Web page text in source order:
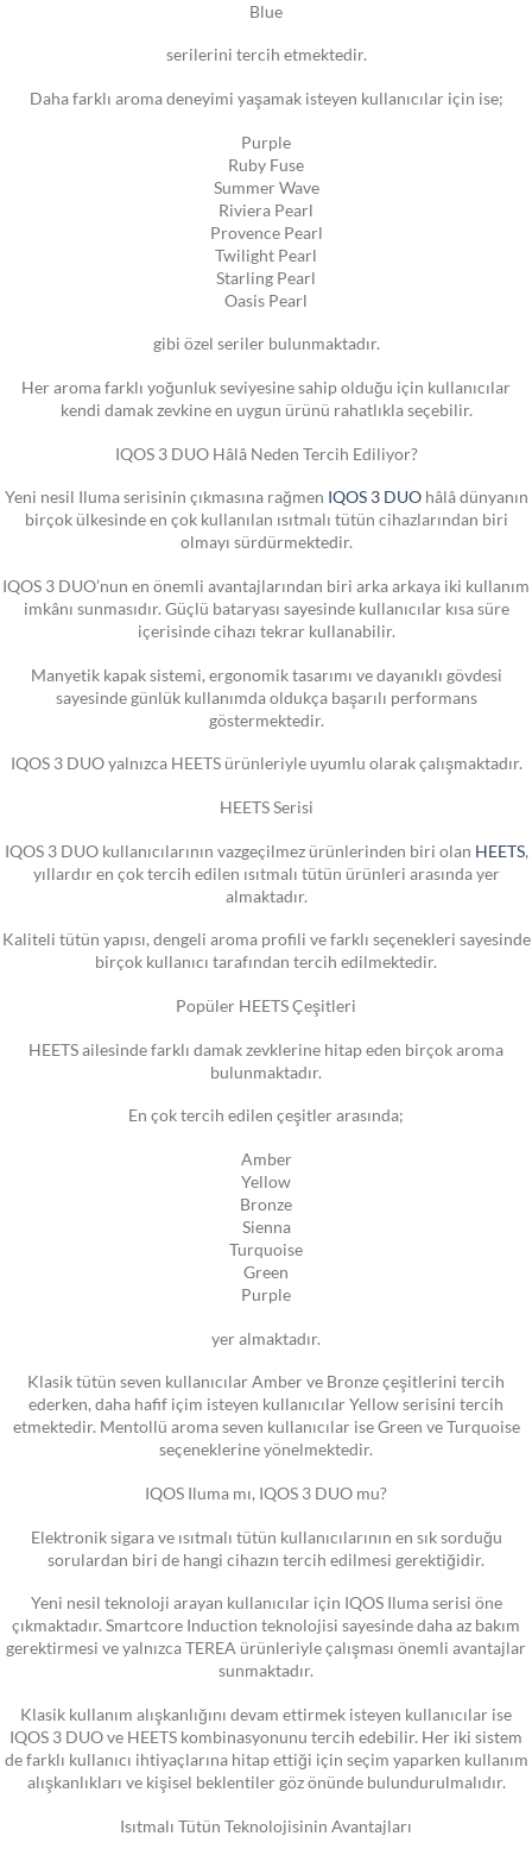
Blue
serilerini tercih etmektedir.
Daha farklı aroma deneyimi yaşamak isteyen kullanıcılar için ise;
Purple
Ruby Fuse
Summer Wave
Riviera Pearl
Provence Pearl
Twilight Pearl
Starling Pearl
Oasis Pearl
gibi özel seriler bulunmaktadır.
Her aroma farklı yoğunluk seviyesine sahip olduğu için kullanıcılar
kendi damak zevkine en uygun ürünü rahatlıkla seçebilir.
IQOS 3 DUO Hâlâ Neden Tercih Ediliyor?
Yeni nesil Iluma serisinin çıkmasına rağmen IQOS 3 DUOhâlâ dünyanın
birçok ülkesinde en çok kullanılan ısıtmalı tütün cihazlarından biri
olmayı sürdürmektedir.
IQOS 3 DUO’nun en önemli avantajlarından biri arka arkaya iki kullanım
imkânı sunmasıdır. Güçlü bataryası sayesinde kullanıcılar kısa süre
içerisinde cihazı tekrar kullanabilir.
Manyetik kapak sistemi, ergonomik tasarımı ve dayanıklı gövdesi
sayesinde günlük kullanımda oldukça başarılı performans
göstermektedir.
IQOS 3 DUO yalnızca HEETS ürünleriyle uyumlu olarak çalışmaktadır.
HEETS Serisi
IQOS 3 DUO kullanıcılarının vazgeçilmez ürünlerinden biri olan HEETS,
yıllardır en çok tercih edilen ısıtmalı tütün ürünleri arasında yer
almaktadır.
Kaliteli tütün yapısı, dengeli aroma profili ve farklı seçenekleri sayesinde
birçok kullanıcı tarafından tercih edilmektedir.
Popüler HEETS Çeşitleri
HEETS ailesinde farklı damak zevklerine hitap eden birçok aroma
bulunmaktadır.
En çok tercih edilen çeşitler arasında;
Amber
Yellow
Bronze
Sienna
Turquoise
Green
Purple
yer almaktadır.
Klasik tütün seven kullanıcılar Amber ve Bronze çeşitlerini tercih
ederken, daha hafif içim isteyen kullanıcılar Yellow serisini tercih
etmektedir. Mentollü aroma seven kullanıcılar ise Green ve Turquoise
seçeneklerine yönelmektedir.
IQOS Iluma mı, IQOS 3 DUO mu?
Elektronik sigara ve ısıtmalı tütün kullanıcılarının en sık sorduğu
sorulardan biri de hangi cihazın tercih edilmesi gerektiğidir.
Yeni nesil teknoloji arayan kullanıcılar için IQOS Iluma serisi öne
çıkmaktadır. Smartcore Induction teknolojisi sayesinde daha az bakım
gerektirmesi ve yalnızca TEREA ürünleriyle çalışması önemli avantajlar
sunmaktadır.
Klasik kullanım alışkanlığını devam ettirmek isteyen kullanıcılar ise
IQOS 3 DUO ve HEETS kombinasyonunu tercih edebilir. Her iki sistem
de farklı kullanıcı ihtiyaçlarına hitap ettiği için seçim yaparken kullanım
alışkanlıkları ve kişisel beklentiler göz önünde bulundurulmalıdır.
Isıtmalı Tütün Teknolojisinin Avantajları